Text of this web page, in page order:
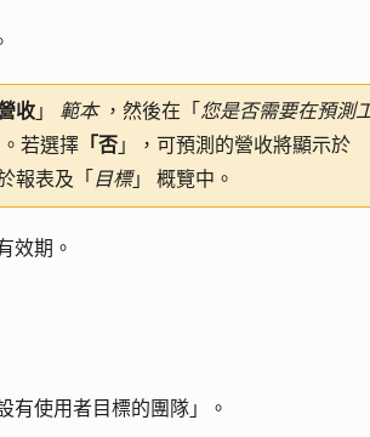
收 」 範本 ，然後在「 您是否需要在預測
。若選擇 「否 」，可預測的營收將顯示於
報表及「 目標」 概覽中。
效期。
有使用者目標的團隊 」。